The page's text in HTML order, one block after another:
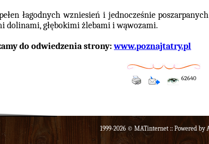
łagodnych wzniesień i jednocześnie
dolinami, głębokimi żlebami i wąwozami.
do odwiedzenia strony:www.poznajtatry.pl
62640
1999-2026 © MATinternet:: Powered by